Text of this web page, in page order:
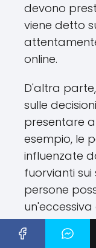
devono
viene detto
online.
D'altra
sulle
presentare
esempio, le
influenzate
fuorvianti sui
persone
pubblicità
portare a